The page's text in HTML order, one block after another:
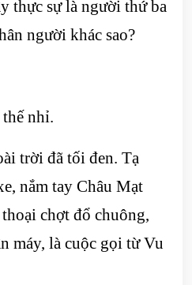
thực sự là người thứ ba
người khác sao?
nhỉ.
trời đã tối đen. Tạ
nắm tay Châu Mạt
chợt đổ chuông,
máy, là cuộc gọi từ Vu